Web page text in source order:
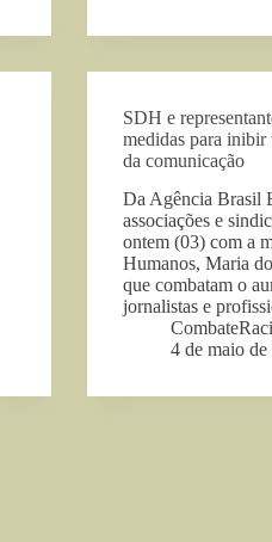
SDH e
medidas para
da comunicação
Da Agência Brasil
associações e
ontem (03) com a
Humanos, Maria
que combatam o
jornalistas e
4 de maio de